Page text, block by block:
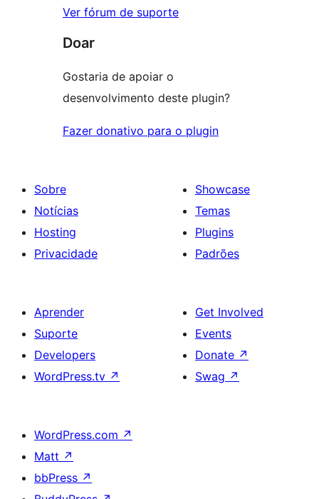
Ver fórum de suporte
Doar
Gostaria de apoiar o
desenvolvimento deste plugin?
Fazer donativo para o plugin
Sobre
Notícias
Hosting
Privacidade
Showcase
Temas
Plugins
Padrões
Aprender
Suporte
Developers
WordPress.tv ↗
Get Involved
Events
Donate ↗
Swag ↗
WordPress.com ↗
Matt ↗
bbPress ↗